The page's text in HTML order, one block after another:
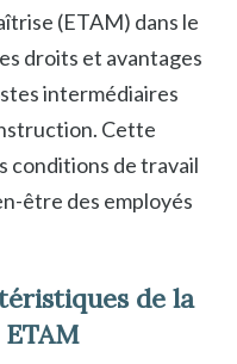
(ETAM) dans le
droits et avantages
intermédiaires
Cette
conditions de travail
être des employés
de la